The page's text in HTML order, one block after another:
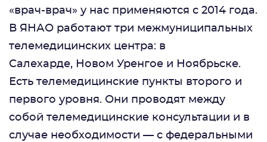
«врач-врач» у нас применяются с 2014 года.
В ЯНАО работают три межмуниципальных
телемедицинских центра: в
Салехарде, Новом Уренгое и Ноябрьске.
Есть телемедицинские пункты второго и
первого уровня. Они проводят между
собой телемедицинские консультации и в
случае необходимости — с федеральными